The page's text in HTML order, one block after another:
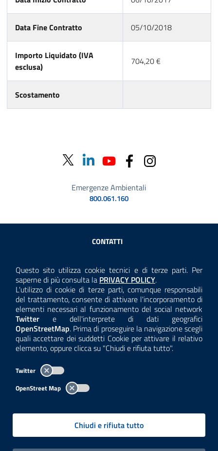
Questo sito utilizza cookie tecnici e di terze parti. Per
saperne di più consulta la Consulta la
PRIVACY POLICY.
L'utilizzo di cookie di terze parti, comunque responsabili
del trattamento, consente di attivare l'incorporamento di
elementi necessari al funzionamento del social network
Twitter e dell'interprete di dati geografici
OpenStreetMap. Prima di proseguire la navigazione scegli
quali accettare dei suddetti Cookie per attivare il relativo
elemento, oppure clicca su "Chiudi e rifiuta tutto".
Twitter
OpenStreet Map
Chiudi e rifiuta tutto
Data Fine Contratto 05/10/2018
Importo Liquidato (IVA
esclusa)
704,20 €
Scostamento
Emergenze Ambientali
800.061.160
Sezione Link Utili
CONTATTI
ANTICORRUZIONE
ACCESSIBILITÀ
COOKIE E PRIVACY
TEMI A-Z
Per l'utilizzo del logo e dei dati fare riferimento al regolamento
consultabile aquesta pagina